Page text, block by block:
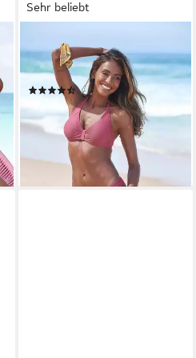
Sehr beliebt
Bikini-Hose Fancy mit
Strukturdesign
(152)
29,99 € 33,99 €
-12%
leider ausverkauft